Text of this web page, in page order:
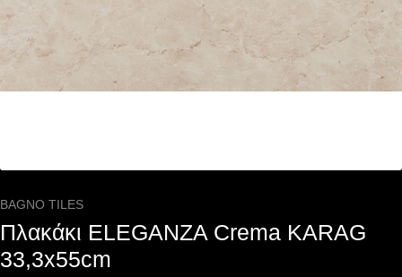
BAGNO TILES
Πλακάκι ELEGANZA Crema KARAG
33,3x55cm